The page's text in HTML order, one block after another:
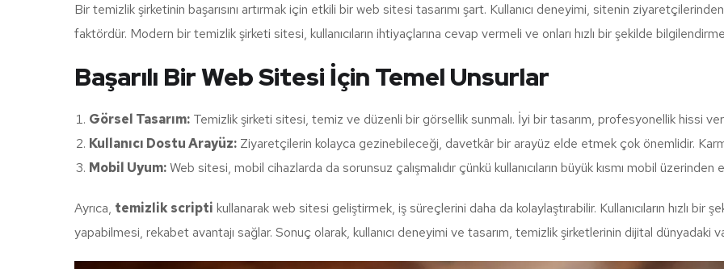
Bir temizlik şirketinin başarısını artırmak için etkili bir web sitesi tasarımı şart. Kullanıcı deneyimi, sitenin
faktördür. Modern bir temizlik şirketi sitesi, kullanıcıların ihtiyaçlarına cevap vermeli ve onları hızlı bir şekilde
Başarılı Bir Web Sitesi İçin Temel Unsurlar
Görsel Tasarım: Temizlik şirketi sitesi, temiz ve düzenli bir görsellik sunmalı. İyi bir tasarım, profesyonellik hissi
Kullanıcı Dostu Arayüz: Ziyaretçilerin kolayca gezinebileceği, davetkâr bir arayüz elde etmek çok önemlidir.
Mobil Uyum:Web sitesi, mobil cihazlarda da sorunsuz çalışmalıdır çünkü kullanıcıların büyük kısmı mobil üzerinden
Ayrıca, temizlik scripti kullanarak web sitesi geliştirmek, iş süreçlerini daha da kolaylaştırabilir. Kullanıcıların hızlı bir
yapabilmesi, rekabet avantajı sağlar. Sonuç olarak, kullanıcı deneyimi ve tasarım, temizlik şirketlerinin dijital dünyadaki